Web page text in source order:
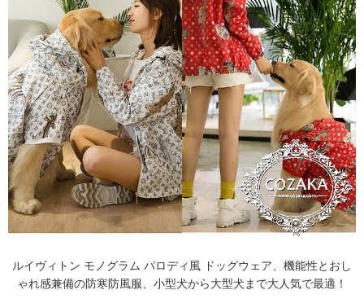
ルイヴィトン モノグラム パロディ風 ドッグウェア、機能性とおし
ゃれ感兼備の防寒防風服、小型犬から大型犬まで大人気で最適！